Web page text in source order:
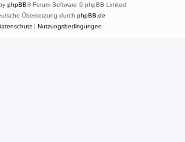
phpBB® Forum Software © phpBB Limited
Übersetzung durch phpBB.de
| Nutzungsbedingungen